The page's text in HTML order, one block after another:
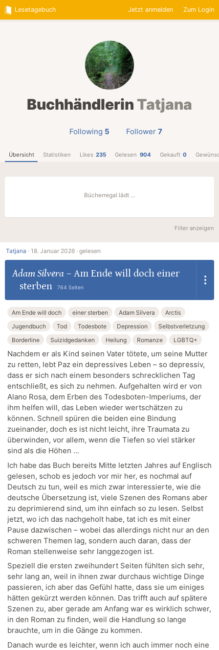
Lesetagebuch Jetzt anmelden Zum Login
Buchhändlerin Tatjana
Following 5 Follower 7
Übersicht Statistiken Likes 235 Gelesen 904 Gekauft 0
Bücherregal lädt …
Filter anzeigen
Tatjana · 18. Januar 2026 · gelesen
Adam Silvera – Am Ende will doch einer
sterben
764 Seiten
Am Ende will doch einer sterben Adam Silvera
Arctis
Jugendbuch
Tod Todesbote Depression
Selbstverletzung
Borderline
Suizidgedanken Heilung Romanze LGBTQ+
Nachdem er als Kind seinen Vater tötete, um seine Mutter
zu retten, lebt Paz ein depressives Leben – so depressiv,
dass er sich nach einem besonders schrecklichen Tag
entschließt, es sich zu nehmen. Aufgehalten wird er von
Alano Rosa, dem Erben des Todesboten-Imperiums, der
ihm helfen will, das Leben wieder wertschätzen zu
können. Schnell spüren die beiden eine Bindung
zueinander, doch es ist nicht leicht, ihre Traumata zu
überwinden, vor allem, wenn die Tiefen so viel stärker
sind als die Höhen …
Ich habe das Buch bereits Mitte letzten Jahres auf Englisch
gelesen, schob es jedoch vor mir her, es nochmal auf
Deutsch zu tun, weil es mich zwar interessierte, wie die
deutsche Übersetzung ist, viele Szenen des Romans aber
zu deprimierend sind, um ihn einfach so zu lesen. Selbst
jetzt, wo ich das nachgeholt habe, tat ich es mit einer
Pause dazwischen – wobei das allerdings nicht nur an den
schweren Themen lag, sondern auch daran, dass der
Roman stellenweise sehr langgezogen ist.
Speziell die ersten zweihundert Seiten fühlten sich sehr,
sehr lang an, weil in ihnen zwar durchaus wichtige Dinge
passieren, ich aber das Gefühl hatte, dass sie um einiges
hätten gekürzt werden können. Das trifft auch auf spätere
Szenen zu, aber gerade am Anfang war es wirklich schwer,
in den Roman zu finden, weil die Handlung so lange
brauchte, um in die Gänge zu kommen.
Danach wurde es leichter, wenn ich auch immer noch eine